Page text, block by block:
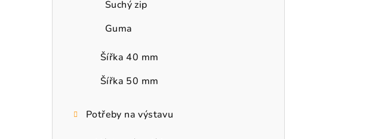
Suchý zip
Guma
Šířka 40 mm
Šířka 50 mm
Potřeby na výstavu